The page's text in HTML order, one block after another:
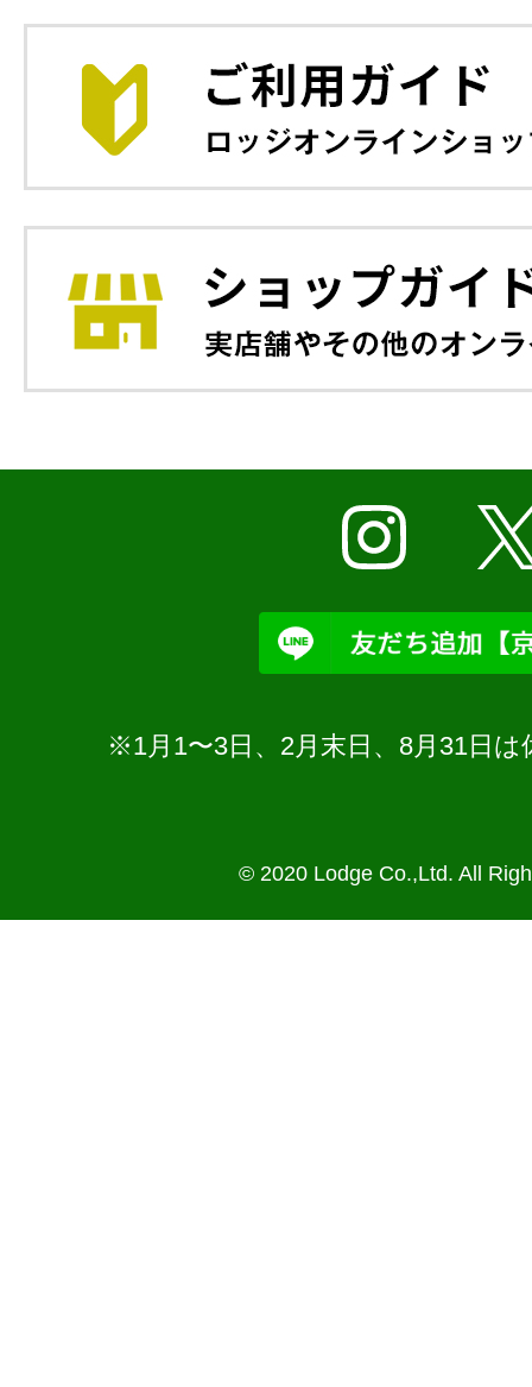
※1月1〜3日、2月末日、8月31日
© 2020 Lodge Co.,Ltd. All